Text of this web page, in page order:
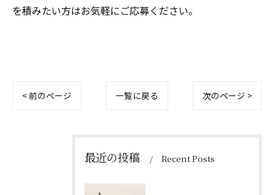
を積みたい方はお気軽にご応募ください。
< 前のページ 一覧に戻る 次のページ >
最近の投稿 Recent Posts